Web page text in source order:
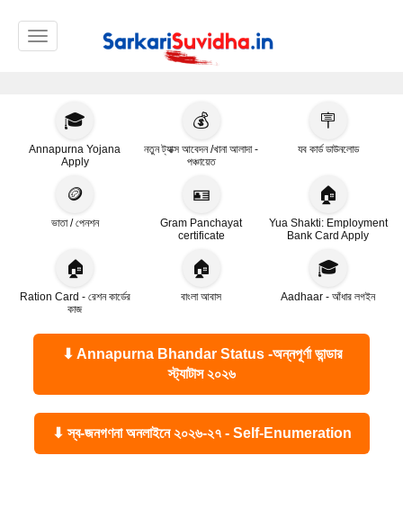
Toggle navigation
🎓
Annapurna Yojana
Apply
💰
নতুন ট্যাক্স আবেদন /খানা আলাদা -
পঞ্চায়েত
🪧
যব কার্ড ডাউনলোড
🪙
ভাতা / পেনশন
🪪
Gram Panchayat
certificate
🏠
Yua Shakti: Employment
Bank Card Apply
🏠
Ration Card - রেশন কার্ডের
কাজ
🏠
বাংলা আবাস
🎓
Aadhaar - আঁধার লগইন
⬇ Annapurna Bhandar Status -অন্নপূর্ণা ভান্ডার
স্ট্যাটাস ২০২৬
⬇ স্ব-জনগণনা অনলাইনে ২০২৬-২৭ - Self-Enumeration